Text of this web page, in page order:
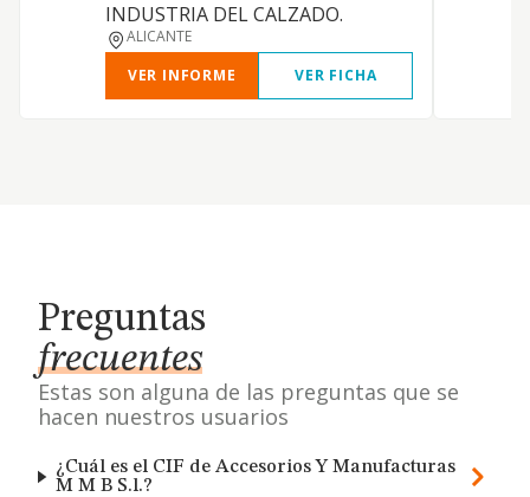
INDUSTRIA DEL CALZADO.
ALICANTE
VER INFORME
VER FICHA
Preguntas
frecuentes
Estas son alguna de las preguntas que se
hacen nuestros usuarios
¿Cuál es el CIF de Accesorios Y Manufacturas
M M B S.l.?